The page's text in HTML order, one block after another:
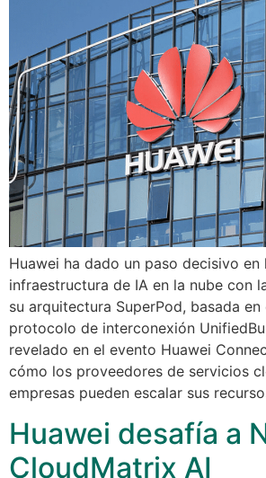
Huawei ha dado un paso decisivo en
infraestructura de IA en la nube con
su arquitectura SuperPod, basada
protocolo de interconexión
revelado en el evento Huawei
cómo los proveedores de servicios
empresas pueden escalar sus
Huawei desafía a
CloudMatrix AI